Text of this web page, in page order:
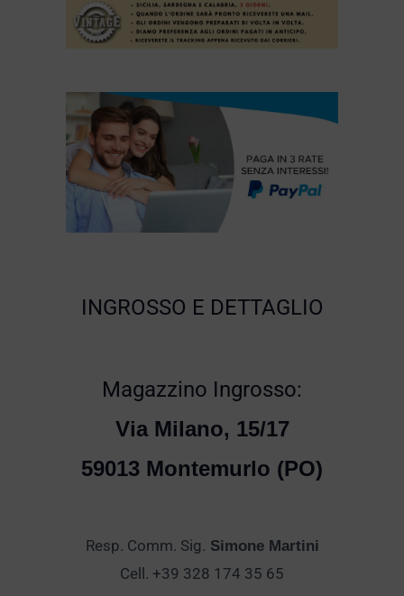
INGROSSO E DETTAGLIO
Magazzino Ingrosso:
Via Milano, 15/17
59013 Montemurlo (PO)
Resp. Comm. Sig. Simone Martini
Cell. +39 328 174 35 65